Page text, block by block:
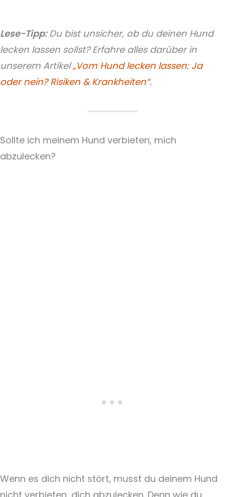
Lese-Tipp:Du bist unsicher, ob du deinen Hund
lecken lassen sollst? Erfahre alles darüber in
unserem Artikel„Vom Hund lecken lassen: Ja
oder nein? Risiken & Krankheiten“.
Sollte ich meinem Hund verbieten, mich
abzulecken?
Wenn es dich nicht stört, musst du deinem Hund